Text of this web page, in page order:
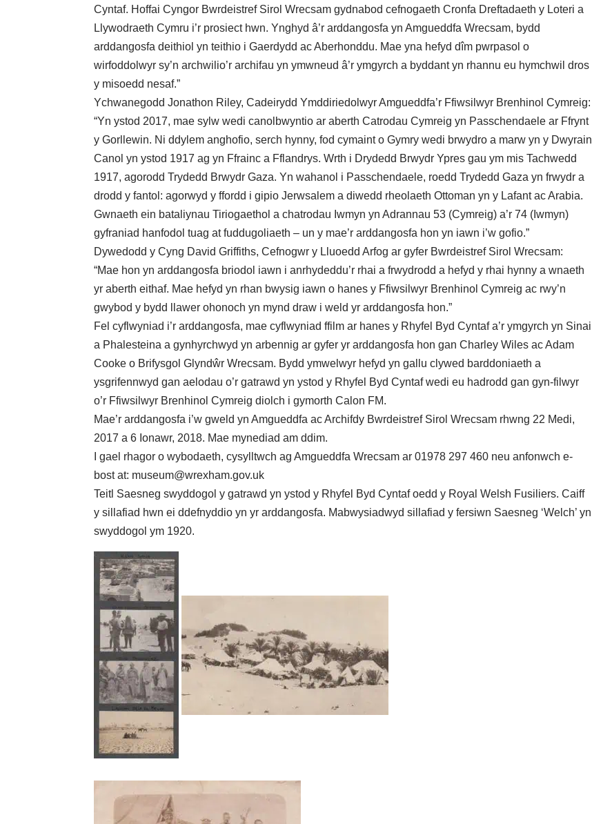
Cyntaf. Hoffai Cyngor Bwrdeistref Sirol Wrecsam gydnabod cefnogaeth Cronfa Dreftadaeth y Loteri a
Llywodraeth Cymru i’r prosiect hwn. Ynghyd â’r arddangosfa yn Amgueddfa Wrecsam, bydd
arddangosfa deithiol yn teithio i Gaerdydd ac Aberhonddu. Mae yna hefyd dîm pwrpasol o
wirfoddolwyr sy’n archwilio’r archifau yn ymwneud â’r ymgyrch a byddant yn rhannu eu hymchwil dros
y misoedd nesaf.”
Ychwanegodd Jonathon Riley, Cadeirydd Ymddiriedolwyr Amgueddfa’r Ffiwsilwyr Brenhinol Cymreig:
“Yn ystod 2017, mae sylw wedi canolbwyntio ar aberth Catrodau Cymreig yn Passchendaele ar Ffrynt
y Gorllewin. Ni ddylem anghofio, serch hynny, fod cymaint o Gymry wedi brwydro a marw yn y Dwyrain
Canol yn ystod 1917 ag yn Ffrainc a Fflandrys. Wrth i Drydedd Brwydr Ypres gau ym mis Tachwedd
1917, agorodd Trydedd Brwydr Gaza. Yn wahanol i Passchendaele, roedd Trydedd Gaza yn frwydr a
drodd y fantol: agorwyd y ffordd i gipio Jerwsalem a diwedd rheolaeth Ottoman yn y Lafant ac Arabia.
Gwnaeth ein bataliynau Tiriogaethol a chatrodau Iwmyn yn Adrannau 53 (Cymreig) a’r 74 (Iwmyn)
gyfraniad hanfodol tuag at fuddugoliaeth – un y mae’r arddangosfa hon yn iawn i’w gofio.”
Dywedodd y Cyng David Griffiths, Cefnogwr y Lluoedd Arfog ar gyfer Bwrdeistref Sirol Wrecsam:
“Mae hon yn arddangosfa briodol iawn i anrhydeddu’r rhai a frwydrodd a hefyd y rhai hynny a wnaeth
yr aberth eithaf. Mae hefyd yn rhan bwysig iawn o hanes y Ffiwsilwyr Brenhinol Cymreig ac rwy’n
gwybod y bydd llawer ohonoch yn mynd draw i weld yr arddangosfa hon.”
Fel cyflwyniad i’r arddangosfa, mae cyflwyniad ffilm ar hanes y Rhyfel Byd Cyntaf a’r ymgyrch yn Sinai
a Phalesteina a gynhyrchwyd yn arbennig ar gyfer yr arddangosfa hon gan Charley Wiles ac Adam
Cooke o Brifysgol Glyndŵr Wrecsam. Bydd ymwelwyr hefyd yn gallu clywed barddoniaeth a
ysgrifennwyd gan aelodau o’r gatrawd yn ystod y Rhyfel Byd Cyntaf wedi eu hadrodd gan gyn-filwyr
o’r Ffiwsilwyr Brenhinol Cymreig diolch i gymorth Calon FM.
Mae’r arddangosfa i’w gweld yn Amgueddfa ac Archifdy Bwrdeistref Sirol Wrecsam rhwng 22 Medi,
2017 a 6 Ionawr, 2018. Mae mynediad am ddim.
I gael rhagor o wybodaeth, cysylltwch ag Amgueddfa Wrecsam ar 01978 297 460 neu anfonwch e-
bost at: museum@wrexham.gov.uk
Teitl Saesneg swyddogol y gatrawd yn ystod y Rhyfel Byd Cyntaf oedd y Royal Welsh Fusiliers. Caiff
y sillafiad hwn ei ddefnyddio yn yr arddangosfa. Mabwysiadwyd sillafiad y fersiwn Saesneg ‘Welch’ yn
swyddogol ym 1920.